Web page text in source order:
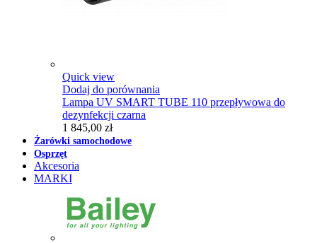
Quick view
Dodaj do porównania
Lampa UV SMART TUBE 110 przepływowa do
dezynfekcji czarna
1 845,00 zł
Żarówki samochodowe
Osprzęt
Akcesoria
MARKI